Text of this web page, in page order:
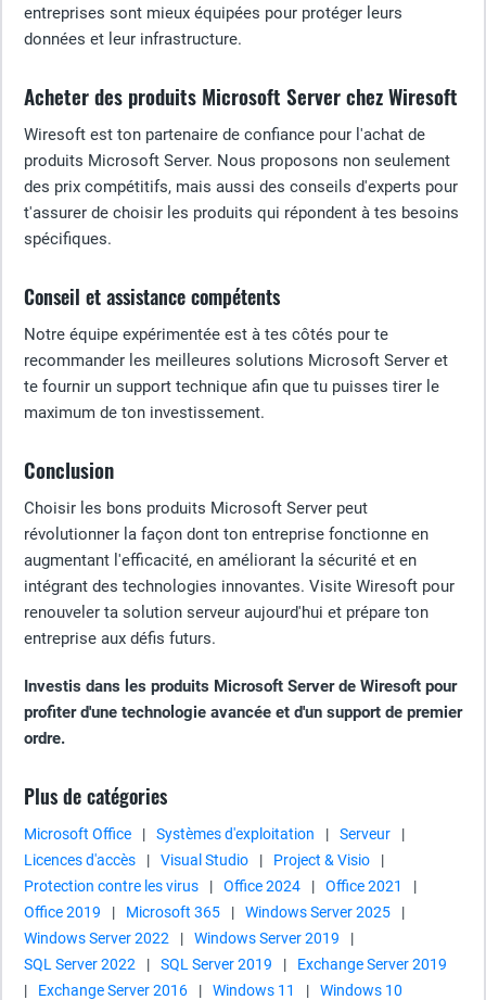
entreprises sont mieux équipées pour protéger leurs
données et leur infrastructure.
Acheter des produits Microsoft Server chez Wiresoft
Wiresoft est ton partenaire de confiance pour l'achat de
produits Microsoft Server. Nous proposons non seulement
des prix compétitifs, mais aussi des conseils d'experts pour
t'assurer de choisir les produits qui répondent à tes besoins
spécifiques.
Conseil et assistance compétents
Notre équipe expérimentée est à tes côtés pour te
recommander les meilleures solutions Microsoft Server et
te fournir un support technique afin que tu puisses tirer le
maximum de ton investissement.
Conclusion
Choisir les bons produits Microsoft Server peut
révolutionner la façon dont ton entreprise fonctionne en
augmentant l'efficacité, en améliorant la sécurité et en
intégrant des technologies innovantes. Visite Wiresoft pour
renouveler ta solution serveur aujourd'hui et prépare ton
entreprise aux défis futurs.
Investis dans les produits Microsoft Server de Wiresoft pour
profiter d'une technologie avancée et d'un support de premier
ordre.
Plus de catégories
Microsoft Office | Systèmes d'exploitation | Serveur
|
Licences d'accès
| Visual Studio | Project & Visio
|
Protection contre les virus
| Office 2024 | Office 2021
|
Office 2019
| Microsoft 365 | Windows Server 2025
|
Windows Server 2022
| Windows Server 2019
|
SQL Server 2022
| SQL Server 2019 |
Exchange Server 2019
|
Exchange Server 2016 | Windows 11 | Windows 10